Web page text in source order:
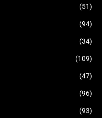
(51)
(94)
(34)
(109)
(47)
(96)
(93)